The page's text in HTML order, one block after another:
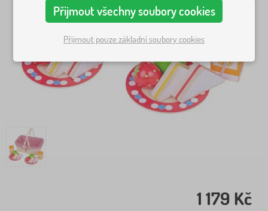
1 179 Kč
Přijmout všechny soubory cookies
Přijmout pouze základní soubory cookies